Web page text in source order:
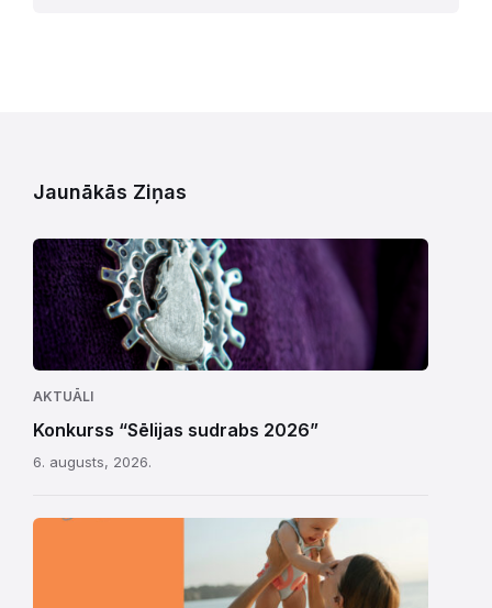
Jaunākās Ziņas
AKTUĀLI
Konkurss “Sēlijas sudrabs 2026”
6. augusts, 2026.